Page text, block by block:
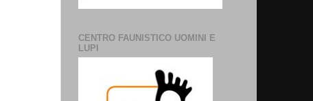
CENTRO FAUNISTICO UOMINI E
LUPI